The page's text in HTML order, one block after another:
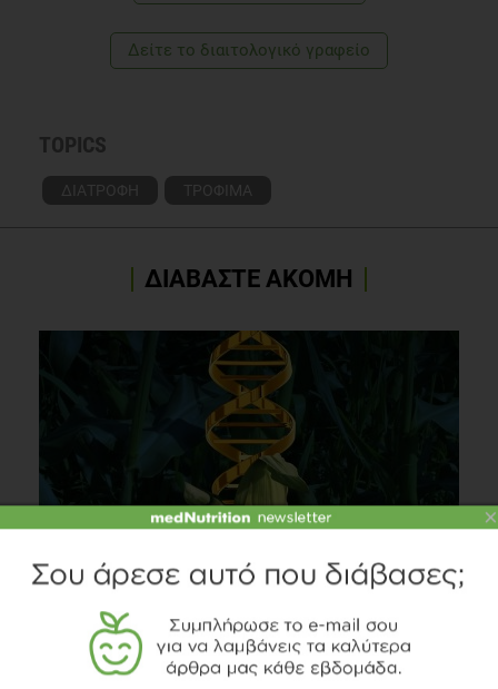
Δείτε το διαιτολογικό γραφείο
TOPICS
ΔΙΑΤΡΟΦΗ ΤΡΟΦΙΜΑ
ΔΙΑΒΑΣΤΕ ΑΚΟΜΗ
Μεταλλαγμένα τρόφιμα: Κίνδυνοι και χρησιμότητα (;)
Διατροφή
3 λεπτά να διαβαστεί
×